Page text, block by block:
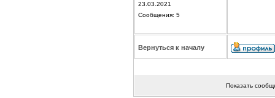
23.03.2021
Сообщения: 5
Вернуться к началу
Показать